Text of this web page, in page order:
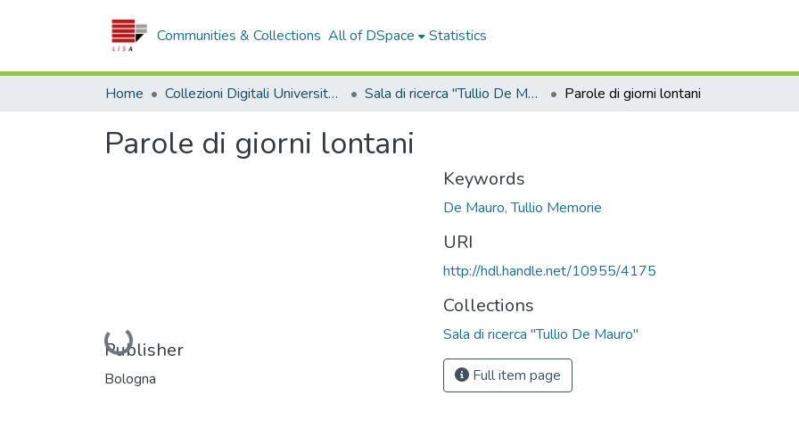
Communities & Collections All of DSpace Statistics
Home Collezioni Digitali Università della Calabria Sala di ricerca "Tullio De Mauro" Parole di giorni lontani
Parole di giorni lontani
Loading...
Publisher
Bologna
Keywords
De Mauro, Tullio Memorie
URI
http://hdl.handle.net/10955/4175
Collections
Sala di ricerca "Tullio De Mauro"
Full item page